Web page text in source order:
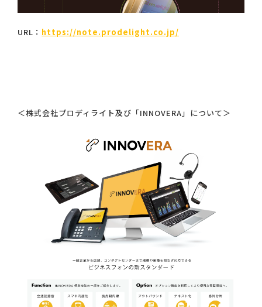
URL： https://note.prodelight.co.jp/
＜株式会社プロディライト及び「INNOVERA」について＞